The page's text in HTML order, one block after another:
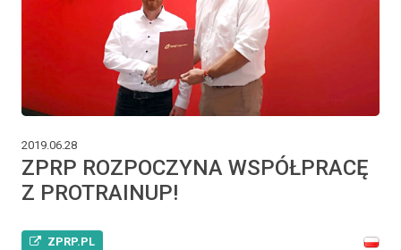
2019.06.28
ZPRP ROZPOCZYNA WSPÓŁPRACĘ
Z PROTRAINUP!
ZPRP.PL